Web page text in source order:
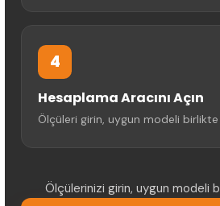
4
Hesaplama Aracını Açın
Ölçüleri girin, uygun modeli
Ölçülerinizi girin, uygun modeli